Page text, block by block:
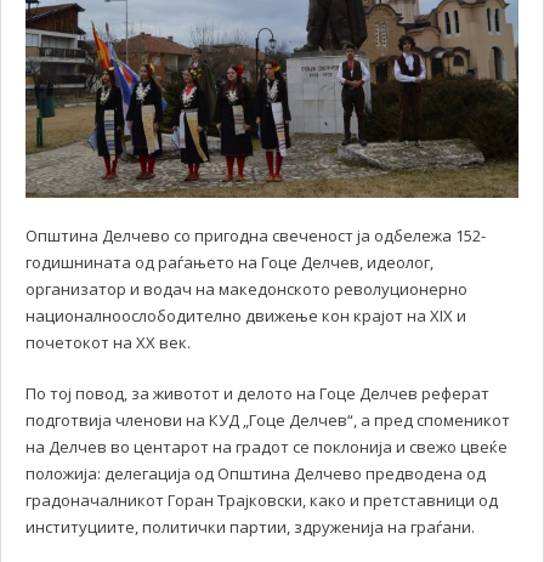
Општина Делчево со пригодна свеченост ја одбележа 152-
годишнината од раѓањето на Гоце Делчев, идеолог,
организатор и водач на македонското револуционерно
националноослободително движење кон крајот на XIX и
почетокот на XX век.
По тој повод, за животот и делото на Гоце Делчев реферат
подготвија членови на КУД „Гоце Делчев“, а пред споменикот
на Делчев во центарот на градот се поклонија и свежо цвеќе
положија: делегација од Општина Делчево предводена од
градоначалникот Горан Трајковски, како и претставници од
институциите, политички партии, здруженија на граѓани.